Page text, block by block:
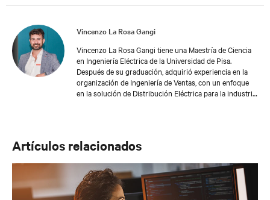
conocimientos.
Vincenzo La Rosa Gangi
Vincenzo La Rosa Gangi tiene una Maestría de Ciencia
en Ingeniería Eléctrica de la Universidad de Pisa.
Después de su graduación, adquirió experiencia en la
organización de Ingeniería de Ventas, con un enfoque
en la solución de Distribución Eléctrica para la industria
mercado EMEA.
Artículos relacionados